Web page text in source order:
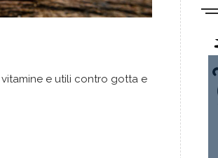
e utili contro gotta e